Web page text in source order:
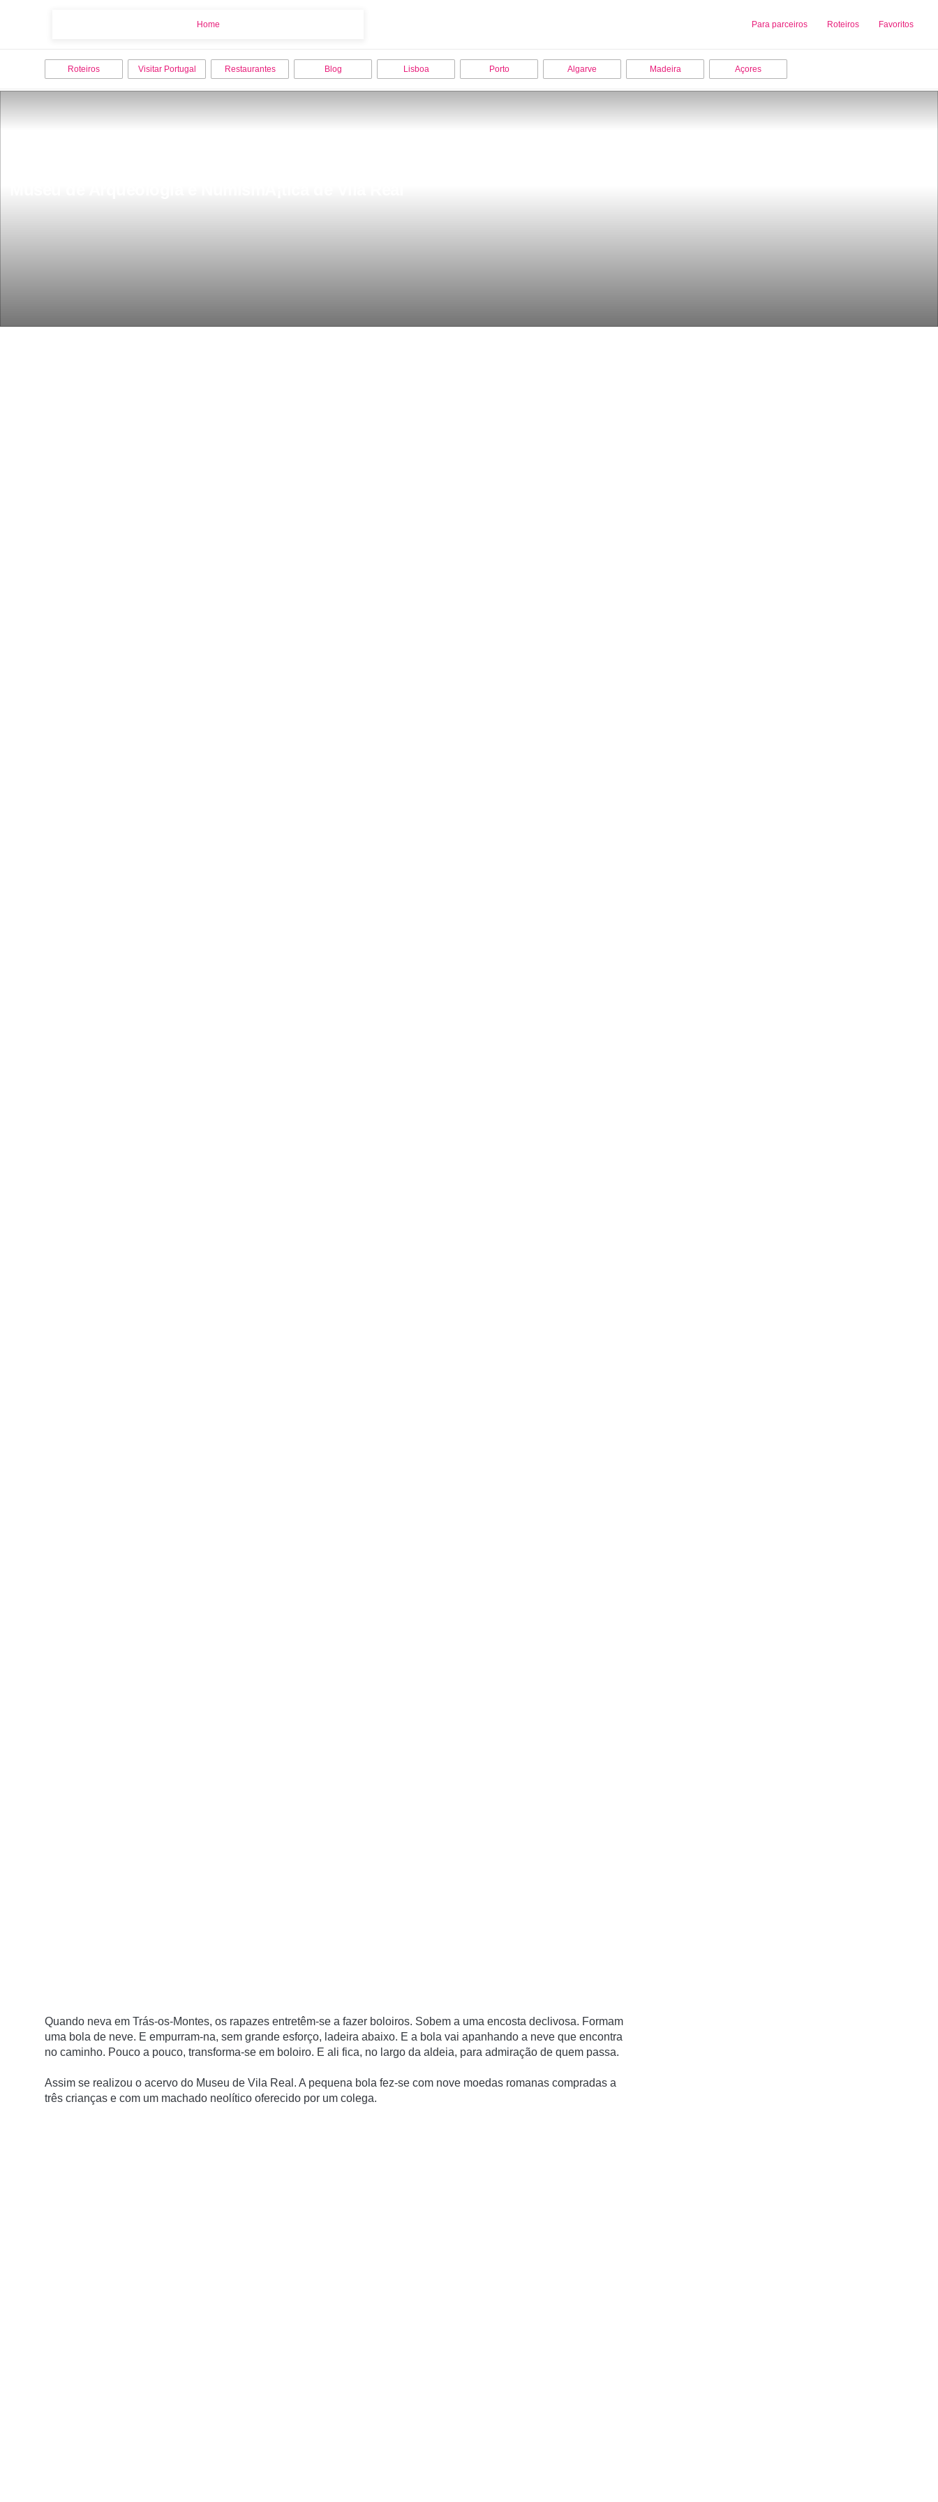
Home Para parceiros Roteiros Favoritos
Sobre nós Adicionar uma Empresa
Roteiros Visitar Portugal Restaurantes Blog Lisboa Porto Algarve Madeira Açores
Quando neva em Trás-os-Montes, os rapazes entretêm-se a fazer boloiros. Sobem a uma encosta declivosa. Formam
uma bola de neve. E empurram-na, sem grande esforço, ladeira abaixo. E a bola vai apanhando a neve que encontra
no caminho. Pouco a pouco, transforma-se em boloiro. E ali fica, no largo da aldeia, para admiração de quem passa.
Assim se realizou o acervo do Museu de Vila Real. A pequena bola fez-se com nove moedas romanas compradas a
três crianças e com um machado neolítico oferecido por um colega.